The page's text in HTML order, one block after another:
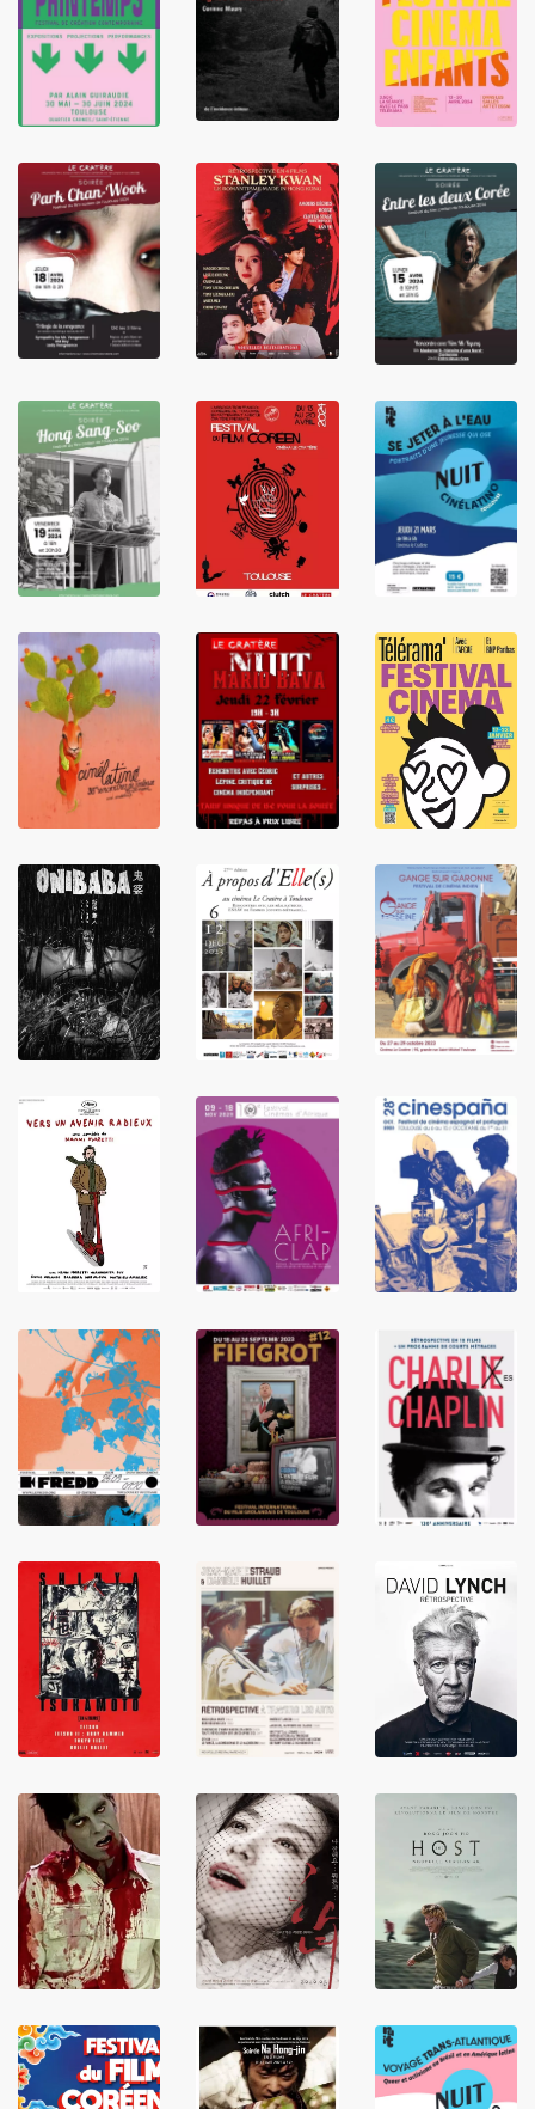
LIRE LIRE LIRE
LIRE
LIRE
LIRE
LIRE
LIRE
LIRE
LIRE
LIRE
LIRE LIRE LIRE
LIRE
LIRE LIRE
LIRE LIRE LIRE
LIRE LIRE
LIRE
LIRE LIRE LIRE